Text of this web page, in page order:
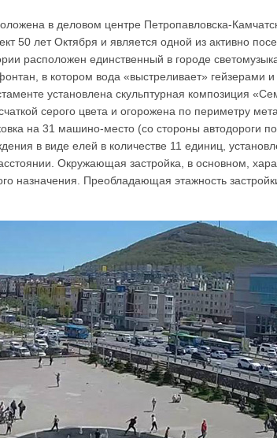
в деловом центре Петропавловска-
50 лет Октября и является одной из активно
расположен единственный в городе
в котором вода «выстреливает» гейзерами и
установлена скульптурная композиция
серого цвета и огорожена по периметру
на 31 машино-место (со стороны автодороги по
в виде елей в количестве 11 единиц,
Окружающая застройка, в основном,
назначения. Преобладающая этажность